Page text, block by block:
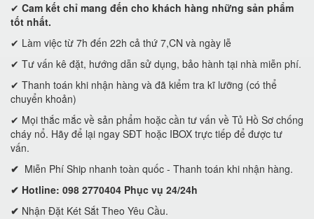
✔ Cam kết chỉ mang đến cho khách hàng những sản phẩm
tốt nhất.
✔ Làm việc từ 7h đến 22h cả thứ 7,CN và ngày lễ
✔ Tư vấn kê đặt, hướng dẫn sử dụng, bảo hành tại nhà miễn phí.
✔ Thanh toán khi nhận hàng và đã kiểm tra kĩ lưỡng (có thể
chuyển khoản)
✔ Mọi thắc mắc về sản phẩm hoặc cần tư vấn về Tủ Hồ Sơ chống
cháy nổ. Hãy để lại ngay SĐT hoặc IBOX trực tiếp để được tư
vấn.
✔ Miễn Phí Ship nhanh toàn quốc - Thanh toán khi nhận hàng.
✔ Hotline: 098 2770404 Phục vụ 24/24h
✔ Nhận Đặt Két Sắt Theo Yêu Cầu.